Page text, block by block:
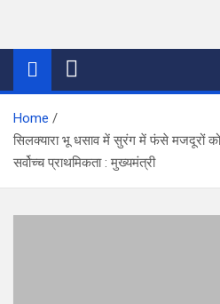
contentthetoptennews.com
Home
सिलक्यारा भू धसाव में सुरंग में फंसे मजदूरों
सर्वोच्च प्राथमिकता : मुख्यमंत्री